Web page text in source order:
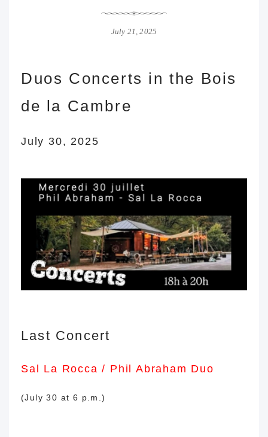
July 21, 2025
Duos Concerts in the Bois
de la Cambre
July 30, 2025
Last Concert
Sal La Rocca / Phil Abraham Duo
(July 30 at 6 p.m.)